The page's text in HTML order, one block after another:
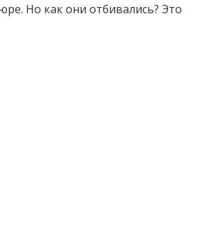
Но как они отбивались? Это